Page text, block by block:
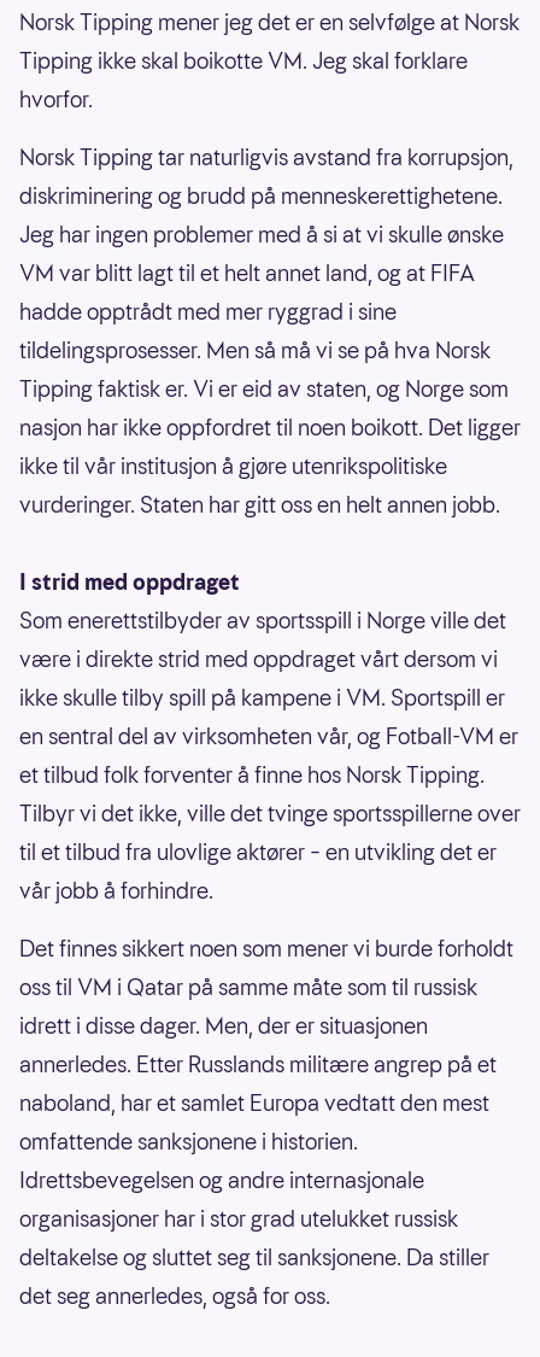
Norsk Tipping mener jeg det er en selvfølge at Norsk
Tipping ikke skal boikotte VM. Jeg skal forklare
hvorfor.
Norsk Tipping tar naturligvis avstand fra korrupsjon,
diskriminering og brudd på menneskerettighetene.
Jeg har ingen problemer med å si at vi skulle ønske
VM var blitt lagt til et helt annet land, og at FIFA
hadde opptrådt med mer ryggrad i sine
tildelingsprosesser. Men så må vi se på hva Norsk
Tipping faktisk er. Vi er eid av staten, og Norge som
nasjon har ikke oppfordret til noen boikott. Det ligger
ikke til vår institusjon å gjøre utenrikspolitiske
vurderinger. Staten har gitt oss en helt annen jobb.
I strid med oppdraget
Som enerettstilbyder av sportsspill i Norge ville det
være i direkte strid med oppdraget vårt dersom vi
ikke skulle tilby spill på kampene i VM. Sportspill er
en sentral del av virksomheten vår, og Fotball-VM er
et tilbud folk forventer å finne hos Norsk Tipping.
Tilbyr vi det ikke, ville det tvinge sportsspillerne over
til et tilbud fra ulovlige aktører – en utvikling det er
vår jobb å forhindre.
Det finnes sikkert noen som mener vi burde forholdt
oss til VM i Qatar på samme måte som til russisk
idrett i disse dager. Men, der er situasjonen
annerledes. Etter Russlands militære angrep på et
naboland, har et samlet Europa vedtatt den mest
omfattende sanksjonene i historien.
Idrettsbevegelsen og andre internasjonale
organisasjoner har i stor grad utelukket russisk
deltakelse og sluttet seg til sanksjonene. Da stiller
det seg annerledes, også for oss.